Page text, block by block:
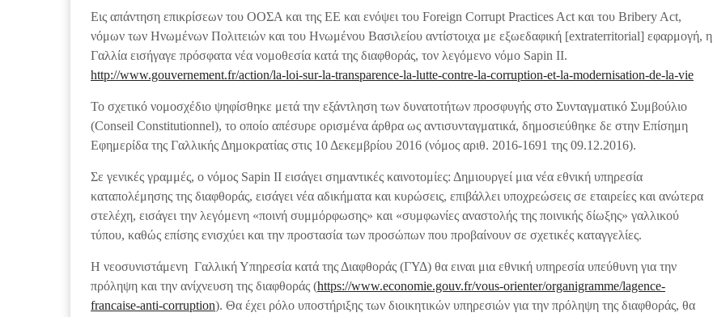
Εις απάντηση επικρίσεων του ΟΟΣΑ και της ΕΕ και ενόψει του Foreign Corrupt Practices Act και του Bribery Act,
νόμων των Ηνωμένων Πολιτειών και του Ηνωμένου Βασιλείου αντίστοιχα με εξωεδαφική [extraterritorial] εφαρμογή, η
Γαλλία εισήγαγε πρόσφατα νέα νομοθεσία κατά της διαφθοράς, τον λεγόμενο νόμο Sapin ΙΙ.
http://www.gouvernement.fr/action/la-loi-sur-la-transparence-la-lutte-contre-la-corruption-et-la-modernisation-de-la-vie
Το σχετικό νομοσχέδιο ψηφίσθηκε μετά την εξάντληση των δυνατοτήτων προσφυγής στο Συνταγματικό Συμβούλιο
(Conseil Constitutionnel), το οποίο απέσυρε ορισμένα άρθρα ως αντισυνταγματικά, δημοσιεύθηκε δε στην Επίσημη
Εφημερίδα της Γαλλικής Δημοκρατίας στις 10 Δεκεμβρίου 2016 (νόμος αριθ. 2016-1691 της 09.12.2016).
Σε γενικές γραμμές, ο νόμος Sapin II εισάγει σημαντικές καινοτομίες: Δημιουργεί μια νέα εθνική υπηρεσία
καταπολέμησης της διαφθοράς, εισάγει νέα αδικήματα και κυρώσεις, επιβάλλει υποχρεώσεις σε εταιρείες και ανώτερα
στελέχη, εισάγει την λεγόμενη «ποινή συμμόρφωσης» και «συμφωνίες αναστολής της ποινικής δίωξης» γαλλικού
τύπου, καθώς επίσης ενισχύει και την προστασία των προσώπων που προβαίνουν σε σχετικές καταγγελίες.
Η νεοσυνιστάμενη Γαλλική Υπηρεσία κατά της Διαφθοράς (ΓΥΔ) θα ειναι μια εθνική υπηρεσία υπεύθυνη για την
πρόληψη και την ανίχνευση της διαφθοράς (https://www.economie.gouv.fr/vous-orienter/organigramme/lagence-
francaise-anti-corruption). Θα έχει ρόλο υποστήριξης των διοικητικών υπηρεσιών για την πρόληψη της διαφθοράς, θα